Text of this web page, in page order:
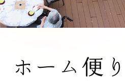
ホーム便り